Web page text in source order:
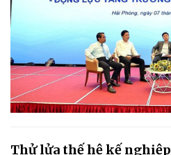
Thử lửa thế hệ kế nghiệp